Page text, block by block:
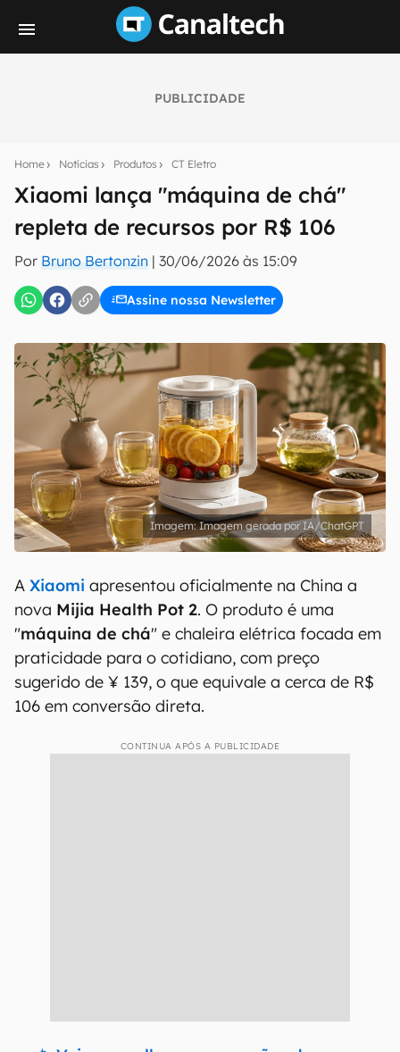
PUBLICIDADE
Home Notícias Produtos CT Eletro
Xiaomi lança "máquina de chá"
repleta de recursos por R$ 106
Por Bruno Bertonzin | 30/06/2026 às 15:09
Assine nossa Newsletter
notícias e reviews sobre tecnologia em primeira
E-mail
inscreva-se
Confirmo que li, aceito e concordo com os
Termos de
Uso e Política de Privacidade do Canaltech.
Imagem gerada por IA/ChatGPT
A Xiaomi apresentou oficialmente na China a
nova Mijia Health Pot 2. O produto é uma
"máquina de chá" e chaleira elétrica focada em
praticidade para o cotidiano, com preço
sugerido de ¥ 139, o que equivale a cerca de R$
106 em conversão direta.
CONTINUA APÓS A PUBLICIDADE